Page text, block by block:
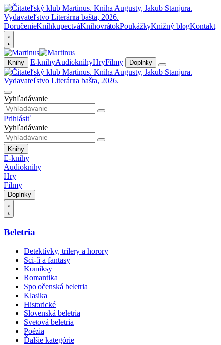
DoručenieKníhkupectváKnihovrátokPoukážkyKnižný blogKontakt
Knihy E-knihyAudioknihyHryFilmy Doplnky
Vyhľadávanie
Prihlásiť
Vyhľadávanie
Knihy
E-knihy
Audioknihy
Hry
Filmy
Doplnky
Beletria
Detektívky, trilery a horory
Sci-fi a fantasy
Komiksy
Romantika
Spoločenská beletria
Klasika
Historické
Slovenská beletria
Svetová beletria
Poézia
Ďalšie kategórie